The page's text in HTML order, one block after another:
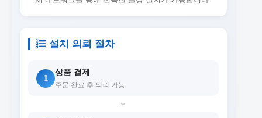
설치 의뢰 절차
1
상품 결제
주문 완료 후 의뢰 가능
›